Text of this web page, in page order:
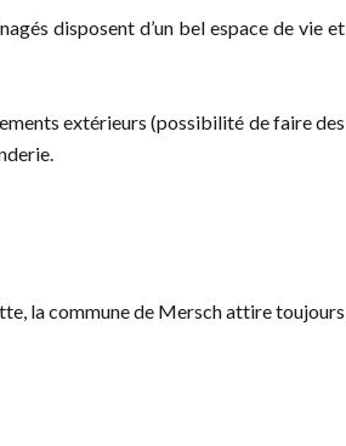
disposent d’un bel espace de vie et
extérieurs (possibilité de faire des
la commune de Mersch attire toujours